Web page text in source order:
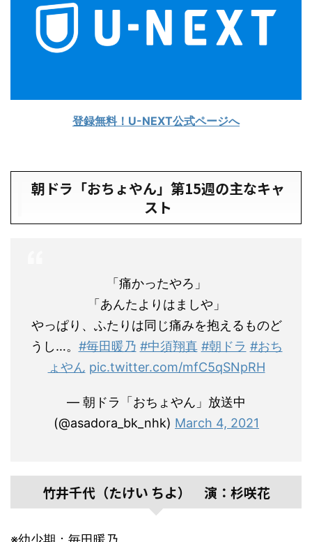
登録無料！U-NEXT公式ページへ
朝ドラ「おちょやん」第15週の主なキャ
スト
「痛かったやろ」
「あんたよりはましや」
やっぱり、ふたりは同じ痛みを抱えるものど
うし…。 #毎田暖乃 #中須翔真 #朝ドラ #おち
ょやん pic.twitter.com/mfC5qSNpRH
— 朝ドラ「おちょやん」放送中
(@asadora_bk_nhk) March 4, 2021
竹井千代（たけい ちよ） 演：杉咲花